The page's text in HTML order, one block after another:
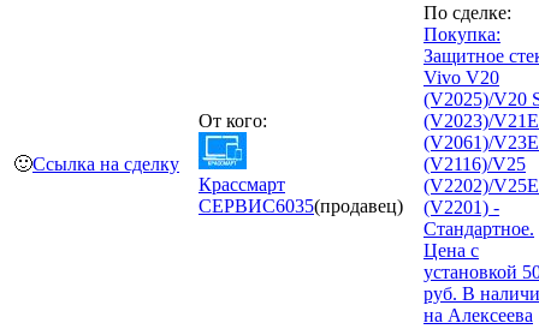
🙂Ссылка на сделку
От кого:
Крассмарт
СЕРВИС6035(продавец)
По сделке:
Покупка:
Защитное
Vivo V20
(V2025)/V20
(V2023)/V21E
(V2061)/V23E
(V2116)/V25
(V2202)/V25E
(V2201) -
Стандартное.
Цена с
установкой
руб. В
на Алексеева